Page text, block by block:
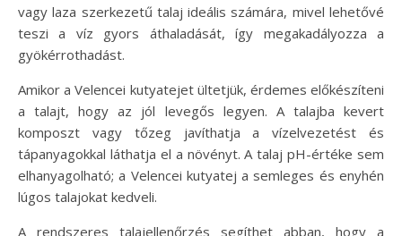
vagy laza szerkezetű talaj ideális számára, mivel lehetővé
teszi a víz gyors áthaladását, így megakadályozza a
gyökérrothadást.
Amikor a Velencei kutyatejet ültetjük, érdemes előkészíteni
a talajt, hogy az jól levegős legyen. A talajba kevert
komposzt vagy tőzeg javíthatja a vízelvezetést és
tápanyagokkal láthatja el a növényt. A talaj pH-értéke sem
elhanyagolható; a Velencei kutyatej a semleges és enyhén
lúgos talajokat kedveli.
A rendszeres talajellenőrzés segíthet abban, hogy a